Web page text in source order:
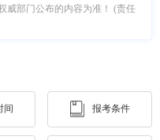
威部门公布的内容为准！ (责任
间 报考条件